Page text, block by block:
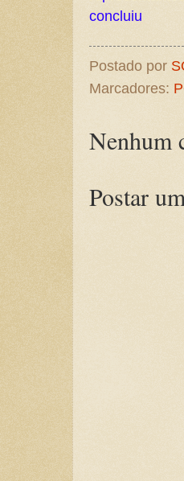
concluiu
Postado por
Marcadores:
Nenhum
Postar